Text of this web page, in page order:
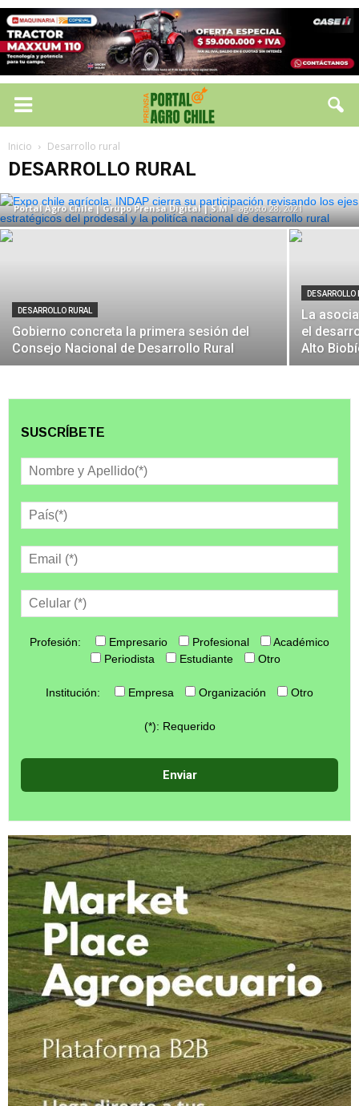
Inicio Desarrollo rural
DESARROLLO RURAL
Expo Chile Agrícola: INDAP cierra su
participación revisando los ejes
estratégicos del Prodesal y la politíca
Portal Agro Chile | Grupo Prensa Digital | S.M - agosto 28, 2021
DESARROLLO RURAL
Gobierno concreta la primera sesión del
Consejo Nacional de Desarrollo Rural
DESARROLLO
La
el
Alto
SUSCRÍBETE
Profesión: Empresario Profesional
Académico
Periodista
Estudiante Otro
Institución: Empresa Organización Otro
(*): Requerido